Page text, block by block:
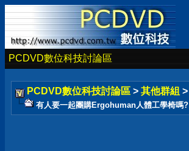
PCDVD數位科技討論區
PCDVD數位科技討論區 > 其他群組 >
有人要一起團購Ergohuman人體工學椅嗎?